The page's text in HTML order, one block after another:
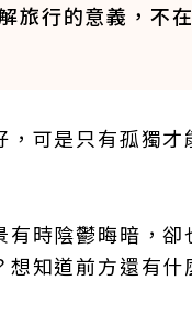
旅行的意義，不
可是只有孤獨才
時陰鬱晦暗，卻
知道前方還有什